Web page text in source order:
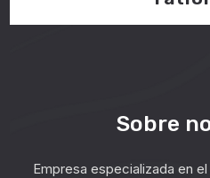
Sobre
Empresa especializada en